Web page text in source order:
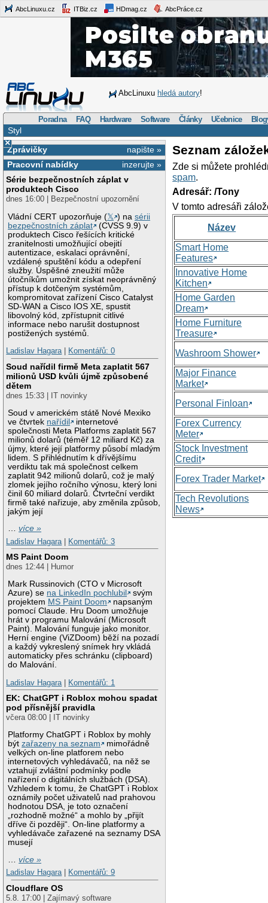
AbcLinuxu.cz ITBiz.cz HDmag.cz AbcPráce.cz
AbcLinuxu hledá autory!
Poradna FAQ Hardware Software Články Učebnice
Styl
×
napište »
Zprávičky
inzerujte »
Pracovní nabídky
Série bezpečnostních záplat v
produktech Cisco
dnes 16:00 | Bezpečnostní upozornění
Vládní CERT upozorňuje (𝕏 ) nasérii
bezpečnostních záplat
(CVSS 9.9) v
produktech Cisco řešících kritické
zranitelnosti umožňující obejití
autentizace, eskalaci oprávnění,
vzdálené spuštění kódu a odepření
služby. Úspěšné zneužití může
útočníkům umožnit získat neoprávněný
přístup k dotčeným systémům,
kompromitovat zařízení Cisco Catalyst
SD-WAN a Cisco IOS XE, spustit
libovolný kód, zpřístupnit citlivé
informace nebo narušit dostupnost
postižených systémů.
Ladislav Hagara| Komentářů: 0
Soud nařídil firmě Meta zaplatit 567
milionů USD kvůli újmě způsobené
dětem
dnes 15:33 | IT novinky
Soud v americkém státě Nové Mexiko
ve čtvrtek nařídil
internetové
společnosti Meta Platforms zaplatit 567
milionů dolarů (téměř 12 miliard Kč) za
újmy, které její platformy působí mladým
lidem. S přihlédnutím k dřívějšímu
verdiktu tak má společnost celkem
zaplatit 942 milionů dolarů, což je malý
zlomek jejího ročního výnosu, který loni
činil 60 miliard dolarů. Čtvrteční verdikt
firmě také nařizuje, aby změnila způsob,
jakým její
…více »
Ladislav Hagara
Komentářů: 3
MS Paint Doom
dnes 12:44 | Humor
Mark Russinovich (CTO v Microsoft
Azure) se na LinkedIn pochlubil
svým
projektem MS Paint Doom
napsaným
pomocí Claude. Hru Doom umožňuje
hrát v programu Malování (Microsoft
Paint). Malování funguje jako monitor.
Herní engine (ViZDoom) běží na pozadí
a každý vykreslený snímek hry vkládá
automaticky přes schránku (clipboard)
do Malování.
Ladislav Hagara
Komentářů: 1
EK: ChatGPT i Roblox mohou spadat
pod přísnější pravidla
včera 08:00 | IT novinky
Platformy ChatGPT i Roblox by mohly
býtzařazeny na seznam
mimořádně
velkých on-line platforem nebo
internetových vyhledávačů, na něž se
vztahují zvláštní podmínky podle
nařízení o digitálních službách (DSA).
Vzhledem k tomu, že ChatGPT i Roblox
oznámily počet uživatelů nad prahovou
hodnotou DSA, je toto označení
„rozhodně možné“ a mohlo by „přijít
dříve či později“. On-line platformy a
vyhledávače zařazené na seznamy DSA
musejí
…více »
Ladislav Hagara| Komentářů: 9
Cloudflare OS
5.8. 17:00 | Zajímavý software
Seznam
Zde si můžete
spam.
Adresář: /Tony
V tomto adresáři
Název
Smart Home
Features
Innovative Home
Kitchen
Home Garden
Dream
Home Furniture
Treasure
Washroom Shower
Major Finance
Market
Personal Finloan
Forex Currency
Meter
Stock Investment
Credit
Forex Trader Market
Tech Revolutions
News